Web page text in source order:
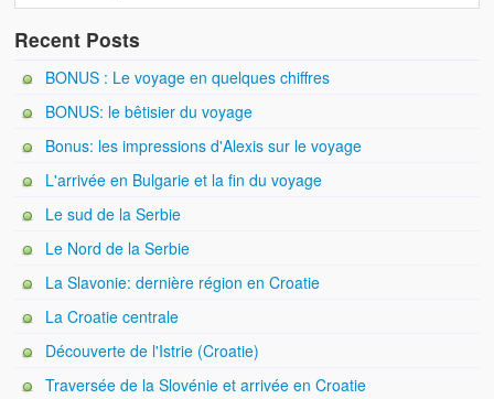
Recent Posts
BONUS : Le voyage en quelques chiffres
BONUS: le bêtisier du voyage
Bonus: les impressions d'Alexis sur le voyage
L'arrivée en Bulgarie et la fin du voyage
Le sud de la Serbie
Le Nord de la Serbie
La Slavonie: dernière région en Croatie
La Croatie centrale
Découverte de l'Istrie (Croatie)
Traversée de la Slovénie et arrivée en Croatie